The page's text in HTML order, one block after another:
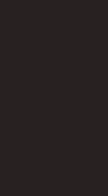
– jeder Stich ist
jeder Franse
jedem Paar einen
Kontrast zum